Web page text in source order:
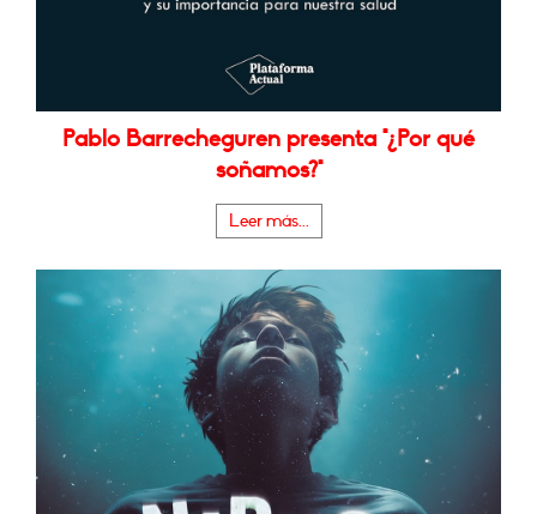
Pablo Barrecheguren presenta "¿Por qué
soñamos?"
Leer más...